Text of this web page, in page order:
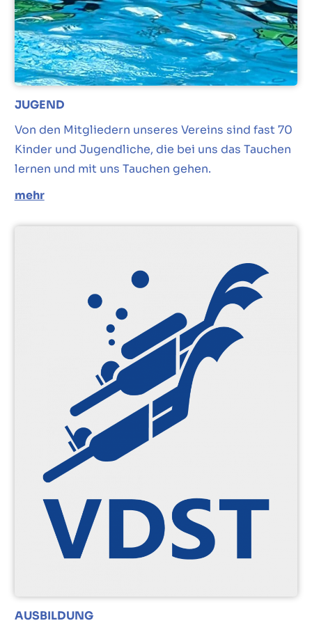
JUGEND
Von den Mitgliedern unseres Vereins sind fast 70
Kinder und Jugendliche, die bei uns das Tauchen
lernen und mit uns Tauchen gehen.
mehr
AUSBILDUNG